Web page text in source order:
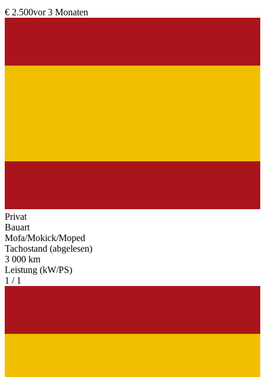
€ 2.500vor 3 Monaten
Privat
Bauart
Mofa/Mokick/Moped
Tachostand (abgelesen)
3 000 km
Leistung (kW/PS)
1 / 1